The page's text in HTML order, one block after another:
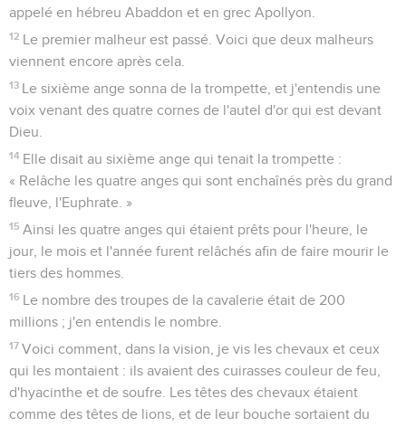
appelé en hébreu Abaddon et en grec Apollyon.
12 Le premier malheur est passé. Voici que deux malheurs
viennent encore après cela.
13 Le sixième ange sonna de la trompette, et j'entendis une
voix venant des quatre cornes de l'autel d'or qui est devant
Dieu.
14 Elle disait au sixième ange qui tenait la trompette :
« Relâche les quatre anges qui sont enchaînés près du grand
fleuve, l'Euphrate. »
15 Ainsi les quatre anges qui étaient prêts pour l'heure, le
jour, le mois et l'année furent relâchés afin de faire mourir le
tiers des hommes.
16 Le nombre des troupes de la cavalerie était de 200
millions ; j'en entendis le nombre.
17 Voici comment, dans la vision, je vis les chevaux et ceux
qui les montaient : ils avaient des cuirasses couleur de feu,
d'hyacinthe et de soufre. Les têtes des chevaux étaient
comme des têtes de lions, et de leur bouche sortaient du